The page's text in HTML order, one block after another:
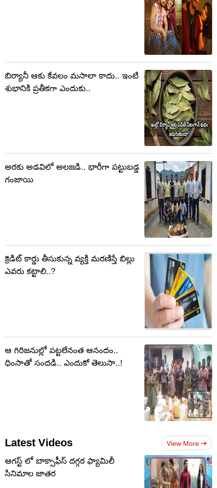
బిర్యానీ ఆకు కేవలం మసాలా కాదు.. ఇంటి
శుభానికి ప్రతీకగా ఎందుకు..
అరకు అడవిలో అలజడి.. భారీగా పట్టుబడ్డ
గంజాయి
క్రెడిట్ కార్డు తీసుకున్న వ్యక్తి మరణిస్తే బిల్లు
ఎవరు కట్టాలి..?
ఆ గిరిజనుల్లో పట్టలేనంత ఆనందం..
ధింసాతో సందడి.. ఎందుకో తెలుసా..!
Latest Videos View More
ఆగస్ట్ లో బాక్సాఫీస్ దగ్గర ఫ్యామిలీ
సినిమాల జాతర